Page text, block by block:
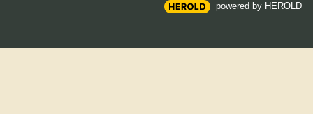
powered by HEROLD